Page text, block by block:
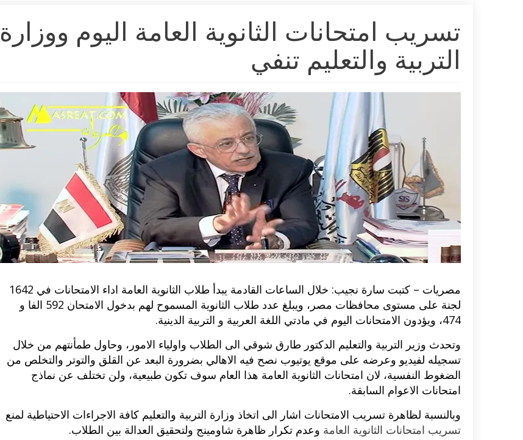
تسريب امتحانات الثانوية العامة اليوم ووزارة
التربية والتعليم تنفي
مصريات – كتبت سارة نجيب: خلال الساعات القادمة يبدأ طلاب الثانوية العامة اداء الامتحانات في 1642
لجنة على مستوى محافظات مصر، ويبلغ عدد طلاب الثانوية المسموح لهم بدخول الامتحان 592 الفا و
474، ويؤدون الامتحانات اليوم في مادتي اللغة العربية و التربية الدينية.
وتحدث وزير التربية والتعليم الدكتور طارق شوقي الى الطلاب واولياء الامور، وحاول طمأنتهم من خلال
تسجيله لفيديو وعرضه على موقع يوتيوب نصح فيه الاهالي بضرورة البعد عن القلق والتوتر والتخلص من
الضغوط النفسية، لان امتحانات الثانوية العامة هذا العام سوف تكون طبيعية، ولن تختلف عن نماذج
امتحانات الاعوام السابقة.
وبالنسبة لظاهرة تسريب الامتحانات اشار الى اتخاذ وزارة التربية والتعليم كافة الاجراءات الاحتياطية لمنع
تسريب امتحانات الثانوية العامة وعدم تكرار ظاهرة شاومينج ولتحقيق العدالة بين الطلاب.